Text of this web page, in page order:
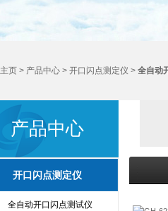
主页 > 产品中心 > 开口闪点测定仪 > 全自动
产品中心
开口闪点测定仪
全自动开口闪点测试仪